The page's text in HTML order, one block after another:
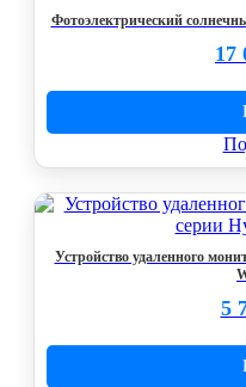
Фотоэлектрический
17
Устройство удаленного
5